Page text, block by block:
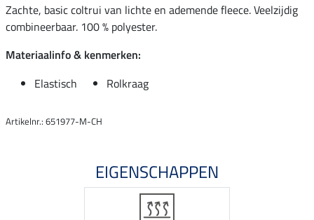
Zachte, basic coltrui van lichte en ademende fleece. Veelzijdig
combineerbaar. 100 % polyester.
Materiaalinfo & kenmerken:
Elastisch
Rolkraag
Artikelnr.: 651977-M-CH
EIGENSCHAPPEN